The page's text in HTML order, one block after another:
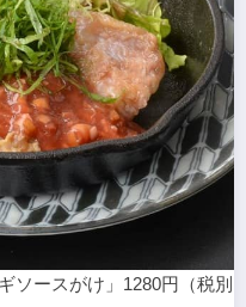
ソースがけ」1280円（税別